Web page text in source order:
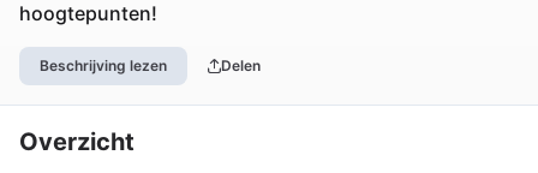
hoogtepunten!
Beschrijving lezen Delen
Overzicht